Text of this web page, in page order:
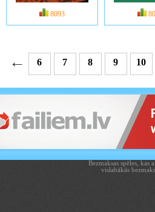
8093
← 6 7 8 9 10
Bezmaksas spēles,
vislabākās